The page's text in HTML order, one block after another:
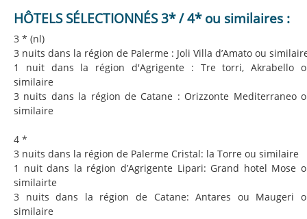
HÔTELS SÉLECTIONNÉS 3* / 4* ou similaires :
3 * (nl)
3 nuits dans la région de Palerme : Joli Villa d’Amato ou
1 nuit dans la région d'Agrigente : Tre torri, Akrabello
similaire
3 nuits dans la région de​​​​​​​ Catane : Orizzonte Mediterraneo
similaire
4 *
3 nuits dans la région de Palerme Cristal: la Torre ou similaire
1 nuit dans la région d’​​​​​​​Agrigente Lipari: Grand hotel Mose
similairte
3 nuits dans la région de Catane: Antares ou Maugeri
similaire